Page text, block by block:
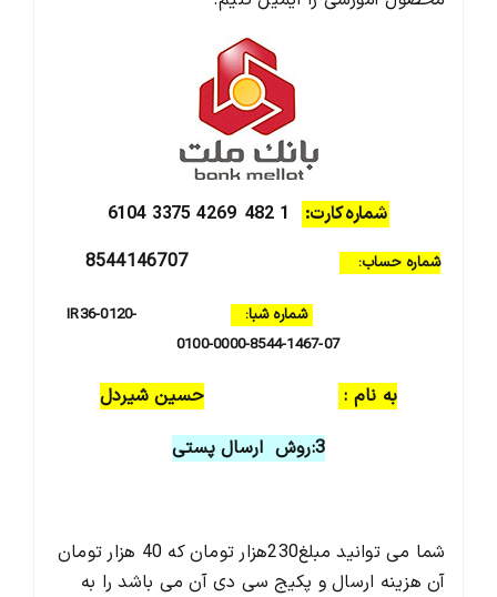
شماره کارت: 1
482
4269 3375 6104
شماره حساب: 8544146707
شماره شبا:
IR36-0120-
0100-0000-8544-1467-07
به نام :
حسین شیردل
3:روش ارسال پستی
شما می توانید مبلغ230هزار تومان که 40 هزار تومان
آن هزینه ارسال و پکیج سی دی آن می باشد را به